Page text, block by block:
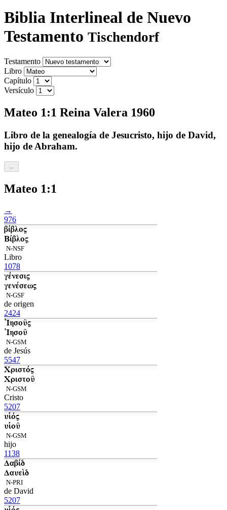
Biblia Interlineal de Nuevo
Testamento Tischendorf
Testamento
Libro
Capítulo
Versículo
Mateo 1:1 Reina Valera 1960
Libro de la genealogía de Jesucristo, hijo de David,
hijo de Abraham.
←
Mateo 1:1
→
976
βίβλος
Βίβλος
N-NSF
Libro
1078
γένεσις
γενέσεως
N-GSF
de origen
2424
Ἰησοῦς
Ἰησοῦ
N-GSM
de Jesús
5547
Χριστός
Χριστοῦ
N-GSM
Cristo
5207
υἱός
υἱοῦ
N-GSM
hijo
1138
Δαβίδ
Δαυεὶδ
N-PRI
de David
5207